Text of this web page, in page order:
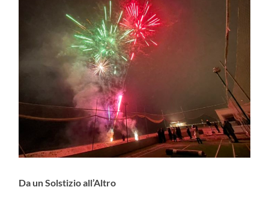
Da un Solstizio all’Altro